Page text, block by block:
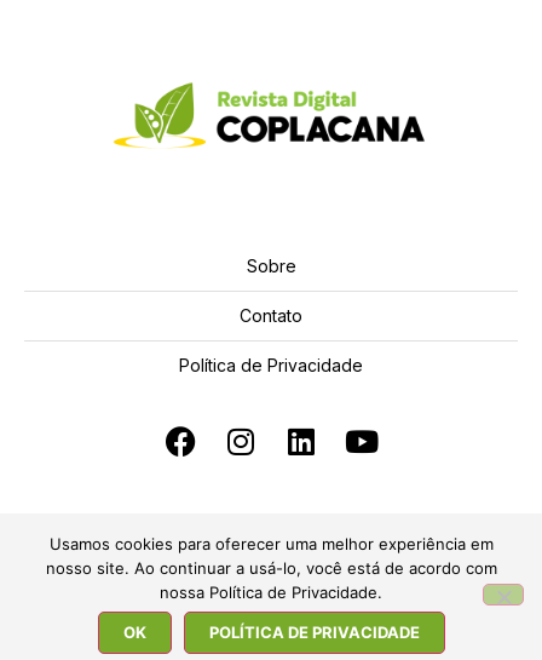
Sobre
Contato
Política de Privacidade
© COPLACANA – Todos os direitos reservados |
Desenvolvido porOzonio Propaganda
Usamos cookies para oferecer uma melhor experiência em
nosso site. Ao continuar a usá-lo, você está de acordo com
nossa Política de Privacidade.
OK POLÍTICA DE PRIVACIDADE